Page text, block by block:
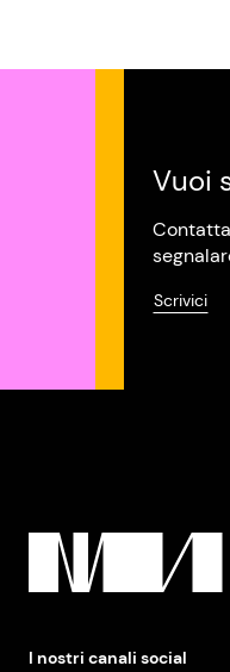
Vuoi
Scrivici
I nostri canali social